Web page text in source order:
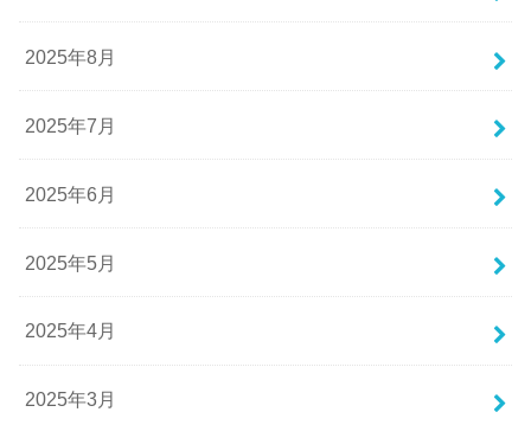
2025年8月
2025年7月
2025年6月
2025年5月
2025年4月
2025年3月